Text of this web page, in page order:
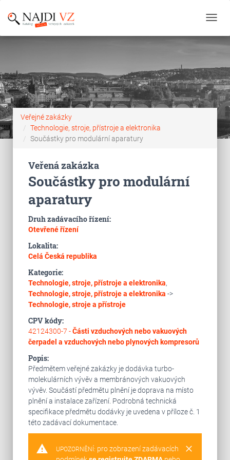
Veřejné zakázky
Technologie, stroje, přístroje a elektronika
Součástky pro modulární aparatury
Veřená zakázka
Součástky pro modulární
aparatury
Druh zadávacího řízení:
Otevřené řízení
Lokalita:
Celá Česká republika
Kategorie:
Technologie, stroje, přístroje a elektronika,
Technologie, stroje, přístroje a elektronika ->
Technologie, stroje a přístroje
CPV kódy:
42124300-7 -Části vzduchových nebo vakuových
čerpadel a vzduchových nebo plynových kompresorů
Popis:
Předmětem veřejné zakázky je dodávka turbo-
molekulárních vývěv a membránových vakuových
vývěv. Součástí předmětu plnění je doprava na místo
plnění a instalace zařízení. Podrobná technická
specifikace předmětu dodávky je uvedena v příloze č. 1
této zadávací dokumentace.
warning clear
UPOZORNĚNÍ: pro zobrazení zadávacích